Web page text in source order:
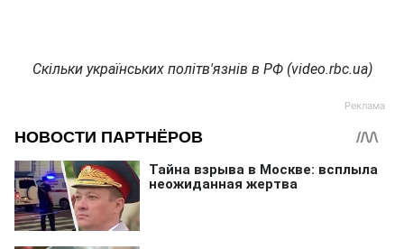
Скільки українських політв'язнів в РФ (video.rbc.ua)